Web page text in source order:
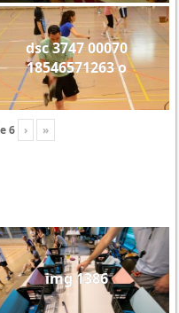
dsc 3747 00070
18546571263 o
6 › »
img 1386